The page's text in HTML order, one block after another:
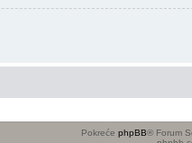
Pokreće phpBB® Forum